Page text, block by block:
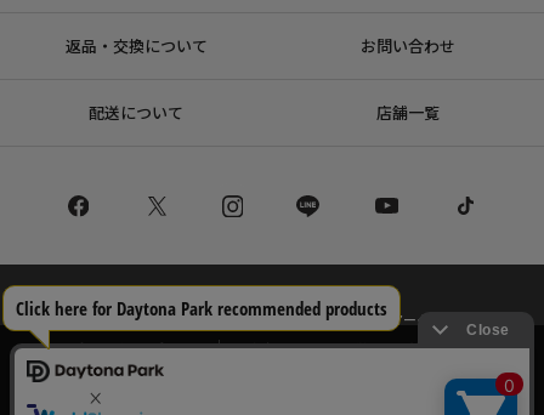
返品・交換について お問い合わせ
配送について 店舗一覧
コーポレートサイト リクルート
サステナブルマークについて
プライバシーポリシー
特定商取引法・古物営業法に基づく表記
当サイトでは利用体験の向上およびコンテンツの最適な提供、トラフィック
の分析を目的としてCookieを使用しています。